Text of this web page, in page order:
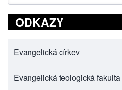
ODKAZY
Evangelická církev
(opens in new tab)
Evangelická teologická fakulta
(opens in new tab)